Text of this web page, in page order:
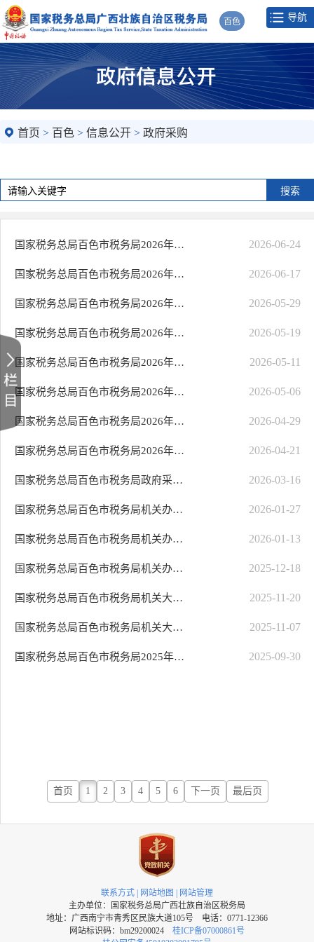
百色 导航
首页 > 百色 > 信息公开 > 政府采购
国家税务总局百色市税务局2026年度机关职工食堂食材采购项目合同 2026-06-24
国家税务总局百色市税务局2026年度机关职工食堂食材采购项目中标结果公告 2026-06-17
国家税务总局百色市税务局2026年度机关职工食堂食材采购项目更正公告（一） 2026-05-29
国家税务总局百色市税务局2026年度机关食堂餐饮服务采购项目（重）成交结果公告 2026-05-19
国家税务总局百色市税务局2026年度机关职工食堂食材采购项目 公开招标公告 2026-05-11
国家税务总局百色市税务局2026年度机关食堂餐饮服务采购项目（重）磋商公告 2026-05-06
国家税务总局百色市税务局2026年度机关食堂餐饮服务采购项目终止公告 2026-04-29
国家税务总局百色市税务局2026年度机关食堂餐饮服务采购项目磋商公告 2026-04-21
国家税务总局百色市税务局政府采购意向公告 2026-03-16
国家税务总局百色市税务局机关办公区物业服务管理项目合同 2026-01-27
国家税务总局百色市税务局机关办公区物业服务管理项目中标结果公告 2026-01-13
国家税务总局百色市税务局机关办公区物业服务管理项目公开招标公告 2025-12-18
国家税务总局百色市税务局机关大院消防系统综合改造工程项目（YZLBS2025-C2-0.. 2025-11-20
国家税务总局百色市税务局机关大院消防系统综合改造工程项目（YZLBS2025-C2-0.. 2025-11-07
国家税务总局百色市税务局2025年12月政府采购意向 2025-09-30
首页 1 2 3 4 5 6 下一页 最后页
联系方式 网站地图
网站管理
主办单位：国家税务总局广西壮族自治区税务局
地址：广西南宁市青秀区民族大道105号 电话：0771-12366
网站标识码：bm29200024 桂ICP备07000861号